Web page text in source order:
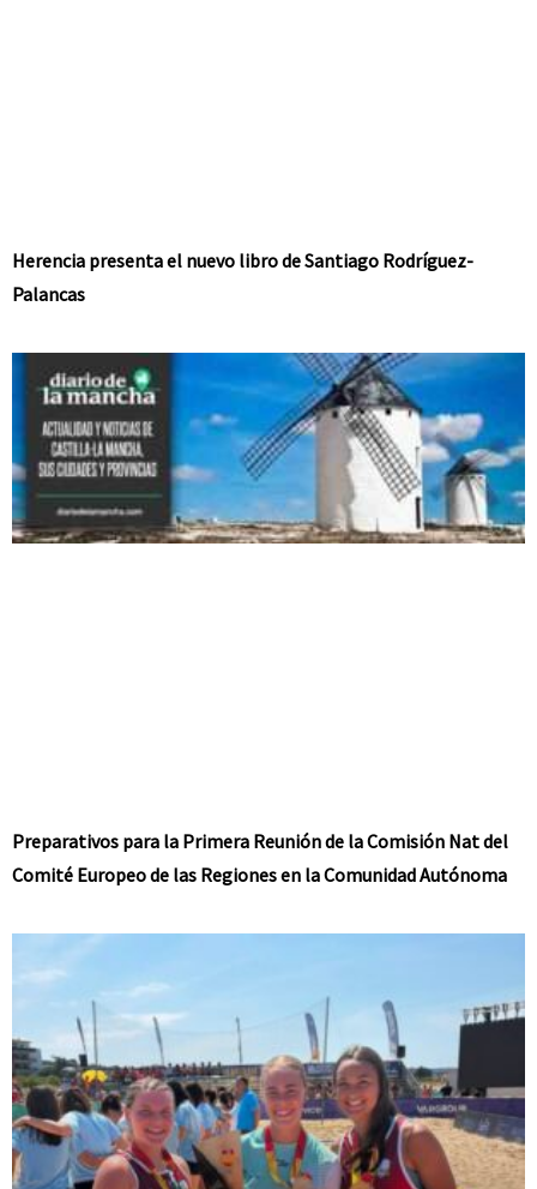
Herencia presenta el nuevo libro de Santiago Rodríguez-
Palancas
Preparativos para la Primera Reunión de la Comisión Nat del
Comité Europeo de las Regiones en la Comunidad Autónoma